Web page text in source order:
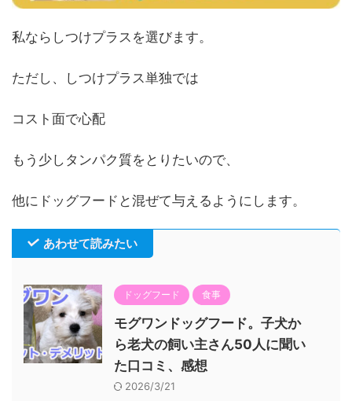
私ならしつけプラスを選びます。
ただし、しつけプラス単独では
コスト面で心配
もう少しタンパク質をとりたいので、
他にドッグフードと混ぜて与えるようにします。
あわせて読みたい
ドッグフード 食事
モグワンドッグフード。子犬か
ら老犬の飼い主さん50人に聞い
た口コミ、感想
2026/3/21